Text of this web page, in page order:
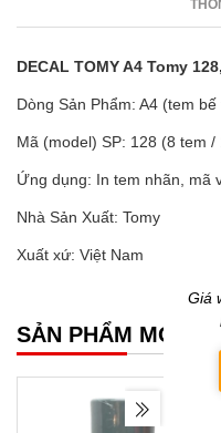
DECAL TOMY A4 Tomy
Dòng Sản Phẩm: A4 (tem
Mã (model) SP: 128 (8 tem
Ứng dụng: In tem nhãn, mã
Nhà Sản Xuất: Tomy
Xuất xứ: Việt Nam
SẢN PHẨM MỚI